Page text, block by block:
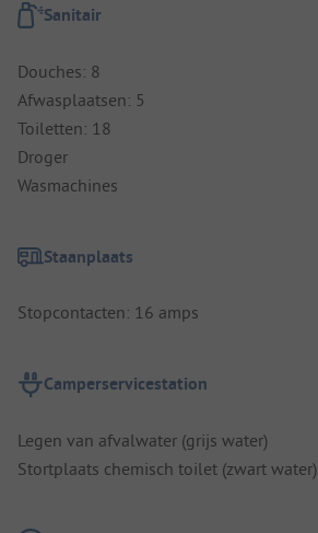
Sanitair
Douches: 8
Afwasplaatsen: 5
Toiletten: 18
Droger
Wasmachines
Staanplaats
Stopcontacten: 16 amps
Camperservicestation
Legen van afvalwater (grijs water)
Stortplaats chemisch toilet (zwart water)